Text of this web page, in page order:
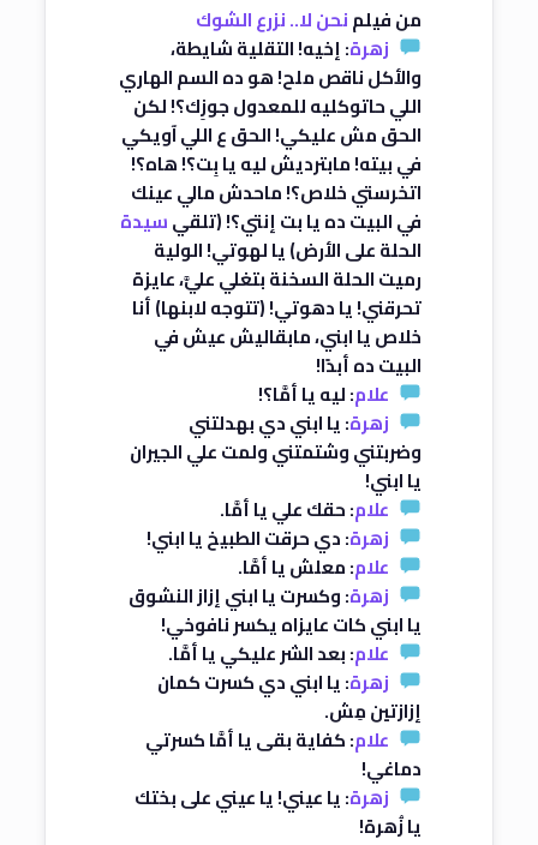
من فيلمنحن لا.. نزرع الشوك
زهرة: إخيه! التقلية شايطة،
والأكل ناقص ملح! هو ده السم الهاري
اللي حاتوكليه للمعدول جوزِك؟! لكن
الحق مش عليكي! الحق ع اللي آويكي
في بيته! مابترديش ليه يا بِت؟! هاه؟!
اتخرستي خلاص؟! ماحدش مالي عينك
في البيت ده يا بت إنتي؟! (تلقيسيدة
الحلة على الأرض) يا لهوتي! الولية
رميت الحلة السخنة بتغلي عليَّ، عايزة
تحرقني! يا دهوتي! (تتوجه لابنها) أنا
خلاص يا ابني، مابقاليش عيش في
البيت ده أبدًا!
علام: ليه يا أمَّا؟!
زهرة: يا ابني دي بهدلتني
وضربتني وشتمتني ولمت علي الجيران
يا ابني!
علام: حقك علي يا أمَّا.
زهرة: دي حرقت الطبيخ يا ابني!
علام: معلش يا أمَّا.
زهرة: وكسرت يا ابني إزاز النشوق
يا ابني كات عايزاه يكسر نافوخي!
علام: بعد الشر عليكي يا أمَّا.
زهرة: يا ابني دي كسرت كمان
إزازتين مِش.
علام: كفاية بقى يا أمَّا كسرتي
دماغي!
زهرة: يا عيني! يا عيني على بختك
يا زُهرة!